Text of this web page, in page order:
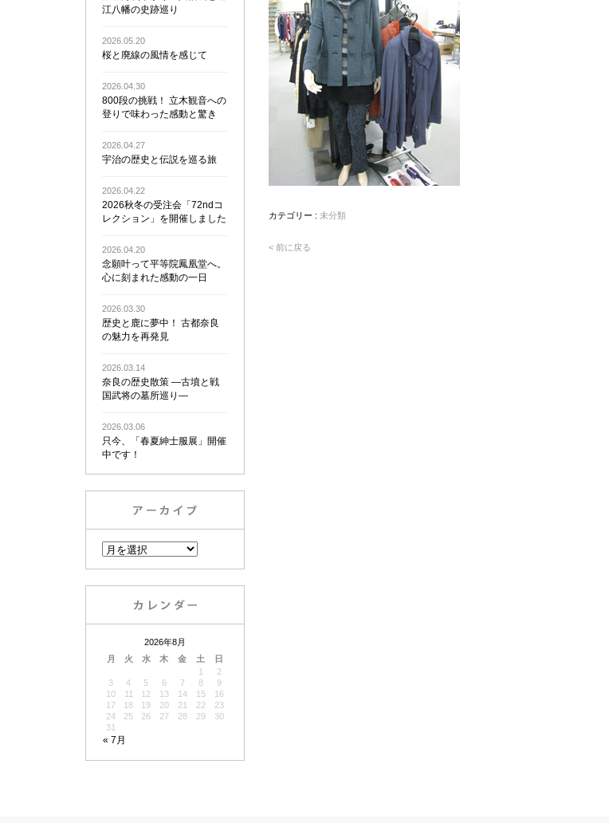
江八幡の史跡巡り
2026.05.20
桜と廃線の風情を感じて
2026.04.30
800段の挑戦！ 立木観音への
登りで味わった感動と驚き
2026.04.27
宇治の歴史と伝説を巡る旅
2026.04.22
2026秋冬の受注会「72ndコ
レクション」を開催しました
2026.04.20
念願叶って平等院鳳凰堂へ。
心に刻まれた感動の一日
2026.03.30
歴史と鹿に夢中！ 古都奈良
の魅力を再発見
2026.03.14
奈良の歴史散策 ―古墳と戦
国武将の墓所巡り―
2026.03.06
只今、「春夏紳士服展」開催
中です！
2026年8月
月
火 水 木 金 土 日
« 7月
1
2
3
4 5 6 7 8
9
10
11 12 13 14 15
16
17
18 19 20 21 22
23
24
25 26 27 28 29
30
31
カテゴリー : 未分類
< 前に戻る